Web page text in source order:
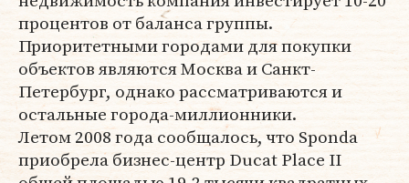
процентов от баланса группы.
Приоритетными городами для покупки
объектов являются Москва и Санкт-
Петербург, однако рассматриваются и
остальные города-миллионники.
Летом 2008 года сообщалось, что Sponda
приобрела бизнес-центр Ducat Place II